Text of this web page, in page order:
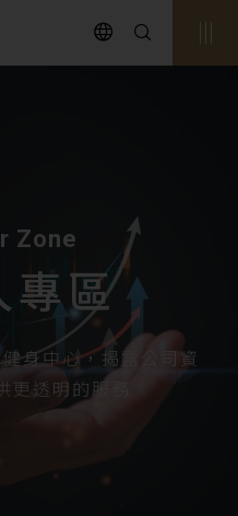
Zone
專區
身中心，揭露公司資
更透明的服務